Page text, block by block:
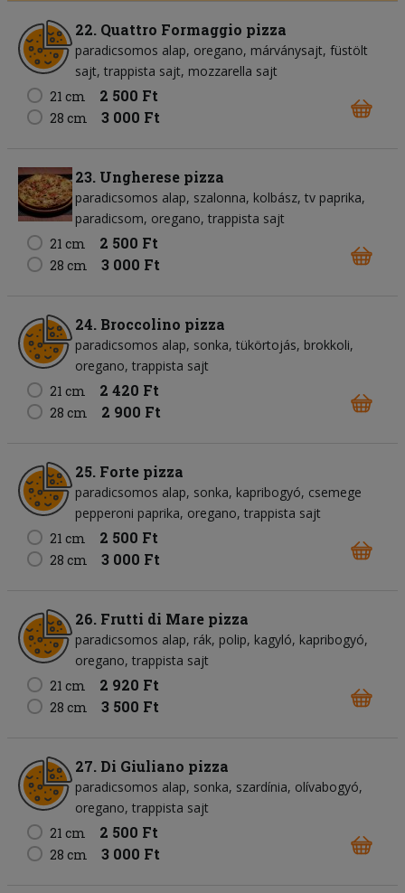
22. Quattro Formaggio pizza
paradicsomos alap oregano márványsajt füstölt
sajt trappista sajt mozzarella sajt
21 cm
2 500 Ft
28 cm 3 000 Ft
23. Ungherese pizza
paradicsomos alap szalonna kolbász tv paprika
paradicsom oregano trappista sajt
21 cm
2 500 Ft
28 cm 3 000 Ft
24. Broccolino pizza
paradicsomos alap sonka tükörtojás brokkoli
oregano trappista sajt
21 cm
2 420 Ft
28 cm 2 900 Ft
25. Forte pizza
paradicsomos alap sonka kapribogyó csemege
pepperoni paprika oregano trappista sajt
21 cm
2 500 Ft
28 cm 3 000 Ft
26. Frutti di Mare pizza
paradicsomos alap rák polip kagyló kapribogyó
oregano trappista sajt
21 cm
2 920 Ft
28 cm 3 500 Ft
27. Di Giuliano pizza
paradicsomos alap sonka szardínia olívabogyó
oregano trappista sajt
21 cm
2 500 Ft
28 cm 3 000 Ft